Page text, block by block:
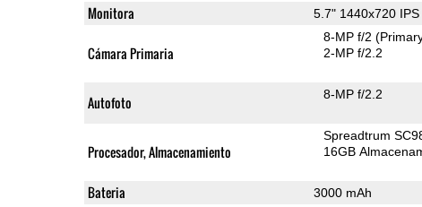
Monitora 5.7" 1440x720 IPS
Cámara Primaria
8-MP f/2
2-MP f/2.2
Autofoto 8-MP f/2.2
Procesador, Almacenamiento
Spreadtrum
16GB
Bateria 3000 mAh